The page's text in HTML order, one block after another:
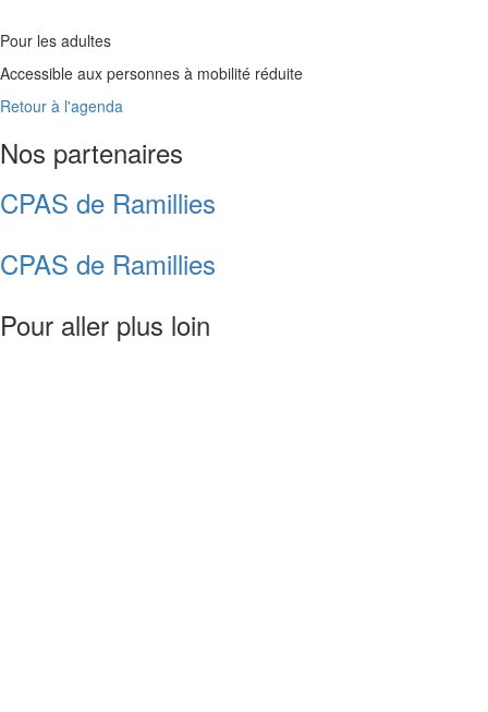
Pour les adultes
Accessible aux personnes à mobilité réduite
Retour à l'agenda
Nos partenaires
CPAS de Ramillies
CPAS de Ramillies
Pour aller plus loin